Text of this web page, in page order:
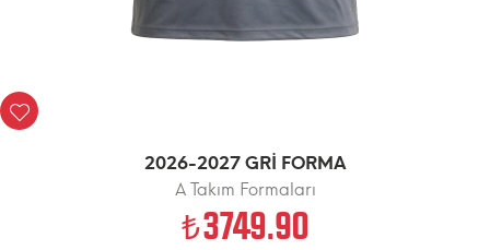
2026-2027 GRİ FORMA
A Takım Formaları
3749.90